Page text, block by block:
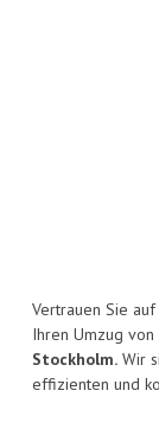
Vertrauen Sie
Ihren Umzug
Stockholm. Wir
effizienten und